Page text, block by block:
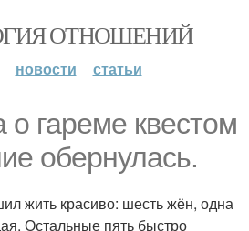
ОТНОШЕНИЙ
новости статьи
о гареме квестом
обернулась.
жить красиво: шесть жён, одна
Остальные пять быстро